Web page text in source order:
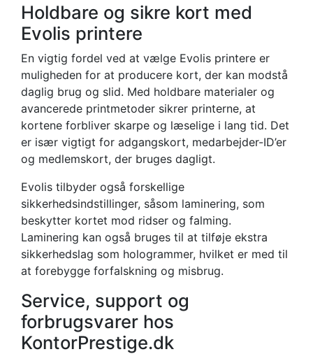
Holdbare og sikre kort med
Evolis printere
En vigtig fordel ved at vælge Evolis printere er
muligheden for at producere kort, der kan modstå
daglig brug og slid. Med holdbare materialer og
avancerede printmetoder sikrer printerne, at
kortene forbliver skarpe og læselige i lang tid. Det
er især vigtigt for adgangskort, medarbejder-ID’er
og medlemskort, der bruges dagligt.
Evolis tilbyder også forskellige
sikkerhedsindstillinger, såsom laminering, som
beskytter kortet mod ridser og falming.
Laminering kan også bruges til at tilføje ekstra
sikkerhedslag som hologrammer, hvilket er med til
at forebygge forfalskning og misbrug.
Service, support og
forbrugsvarer hos
KontorPrestige.dk